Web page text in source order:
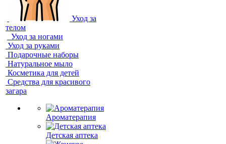
Уход за
телом
Уход за ногами
Уход за руками
Подарочные наборы
Натуральное мыло
Косметика для детей
Средства для красивого
загара
Ароматерапия
Детская аптека